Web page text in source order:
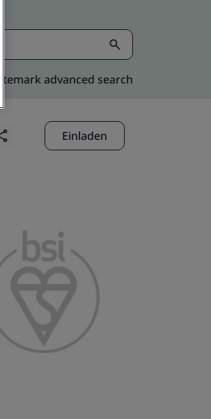
Kitemark advanced search
Einladen